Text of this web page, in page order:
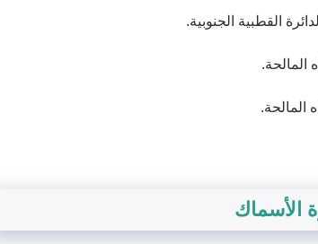
القطبية الجنوبية.
المالحة.
المالحة.
الأسماك